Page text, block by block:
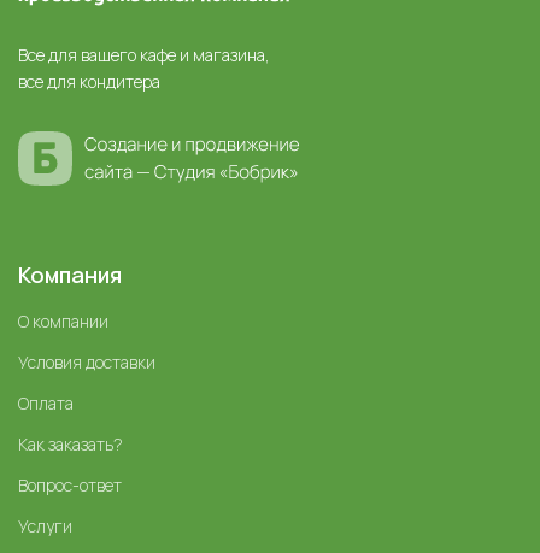
Все для вашего кафе и магазина,
все для кондитера
Компания
О компании
Условия доставки
Оплата
Как заказать?
Вопрос-ответ
Услуги